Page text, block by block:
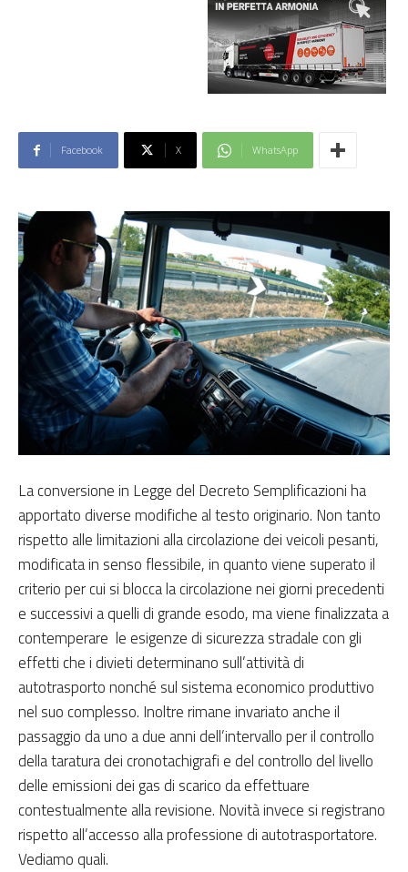
Facebook X WhatsApp
La conversione in Legge del Decreto Semplificazioni ha
apportato diverse modifiche al testo originario. Non tanto
rispetto alle limitazioni alla circolazione dei veicoli pesanti,
modificata in senso flessibile, in quanto viene superato il
criterio per cui si blocca la circolazione nei giorni precedenti
e successivi a quelli di grande esodo, ma viene finalizzata a
contemperare le esigenze di sicurezza stradale con gli
effetti che i divieti determinano sull’attività di
autotrasporto nonché sul sistema economico produttivo
nel suo complesso. Inoltre rimane invariato anche il
passaggio da uno a due anni dell’intervallo per il controllo
della taratura dei cronotachigrafi e del controllo del livello
delle emissioni dei gas di scarico da effettuare
contestualmente alla revisione. Novità invece si registrano
rispetto all’accesso alla professione di autotrasportatore.
Vediamo quali.